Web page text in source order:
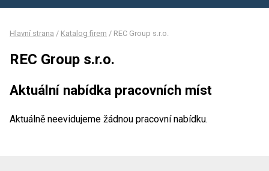
Hlavní strana / Katalog firem / REC Group s.r.o.
REC Group s.r.o.
Aktuální nabídka pracovních míst
Aktuálně neevidujeme žádnou pracovní nabídku.